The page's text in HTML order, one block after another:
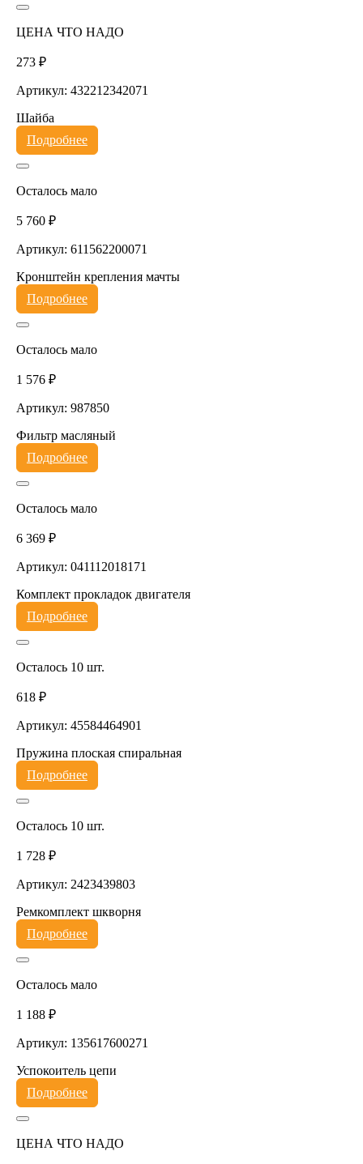
ЦЕНА ЧТО НАДО
273 ₽
Артикул: 432212342071
Шайба
Подробнее
Осталось мало
5 760 ₽
Артикул: 611562200071
Кронштейн крепления мачты
Подробнее
Осталось мало
1 576 ₽
Артикул: 987850
Фильтр масляный
Подробнее
Осталось мало
6 369 ₽
Артикул: 041112018171
Комплект прокладок двигателя
Подробнее
Осталось 10 шт.
618 ₽
Артикул: 45584464901
Пружина плоская спиральная
Подробнее
Осталось 10 шт.
1 728 ₽
Артикул: 2423439803
Ремкомплект шкворня
Подробнее
Осталось мало
1 188 ₽
Артикул: 135617600271
Успокоитель цепи
Подробнее
ЦЕНА ЧТО НАДО